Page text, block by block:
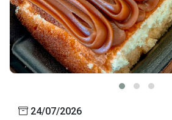
24/07/2026